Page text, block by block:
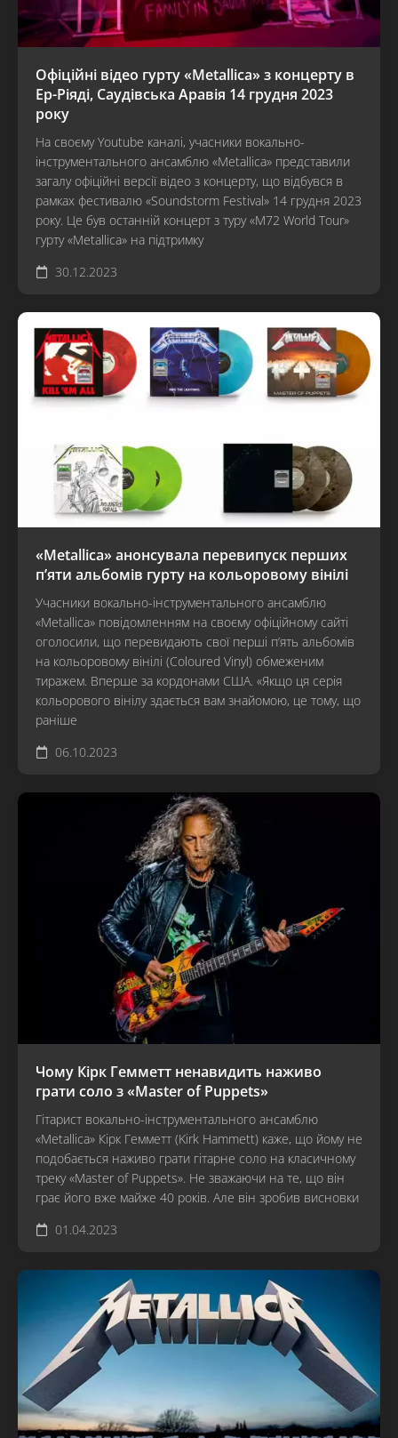
Офіційні відео гурту «Metallica» з концерту в
Ер-Ріяді, Саудівська Аравія 14 грудня 2023
року
На своєму Youtube каналі, учасники вокально-
інструментального ансамблю «Metallica» представили
загалу офіційні версії відео з концерту, що відбувся в
рамках фестивалю «Soundstorm Festival» 14 грудня 2023
року. Це був останній концерт з туру «M72 World Tour»
гурту «Metallica» на підтримку
30.12.2023
«Metallica» анонсувала перевипуск перших
п’яти альбомів гурту на кольоровому вінілі
Учасники вокально-інструментального ансамблю
«Metallica» повідомленням на своєму офіційному сайті
оголосили, що перевидають свої перші п’ять альбомів
на кольоровому вінілі (Coloured Vinyl) обмеженим
тиражем. Вперше за кордонами США. «Якщо ця серія
кольорового вінілу здається вам знайомою, це тому, що
раніше
06.10.2023
Чому Кірк Гемметт ненавидить наживо
грати соло з «Master of Puppets»
Гітарист вокально-інструментального ансамблю
«Metallica» Кірк Гемметт (Kirk Hammett) каже, що йому не
подобається наживо грати гітарне соло на класичному
треку «Master of Puppets». Не зважаючи на те, що він
грає його вже майже 40 років. Але він зробив висновки
01.04.2023